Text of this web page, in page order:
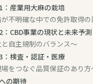
：産業用大麻の栽培
不明確な中での免許取得
CBD事業の現状と未来予測
自主規制のバランス〜
：検査・認証・医療
をつなぐ品質保証のあり方
の期待